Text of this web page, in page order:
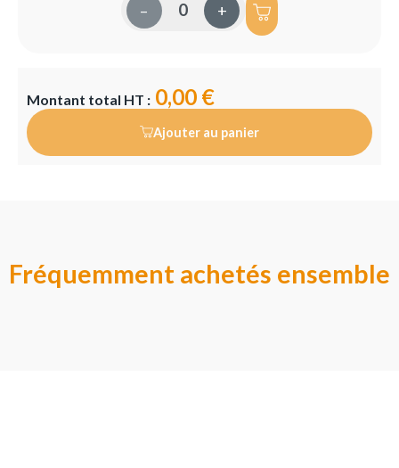
– +
Montant total HT : 0,00 €
Ajouter au panier
Fréquemment achetés ensemble